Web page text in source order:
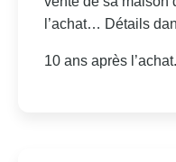
l’achat… Détails
10 ans après